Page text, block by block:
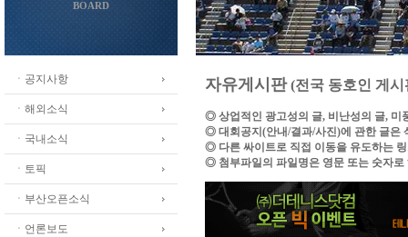
BOARD
ㆍ공지사항
ㆍ해외소식
ㆍ국내소식
ㆍ토픽
ㆍ부산오픈소식
ㆍ언론보도
자유게시판(전국 동호인 게시
◎ 상업적인 광고성의 글, 비난성의 글, 미
◎ 대회공지(안내/결과/사진)에 관한 글은
◎ 다른 싸이트로 직접 이동을 유도하는
◎ 첨부파일의 파일명은 영문 또는 숫자로